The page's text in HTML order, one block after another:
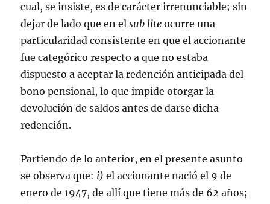
cual, se insiste, es de carácter irrenunciable; sin
dejar de lado que en elsub lite ocurre una
particularidad consistente en que el accionante
fue categórico respecto a que no estaba
dispuesto a aceptar la redención anticipada del
bono pensional, lo que impide otorgar la
devolución de saldos antes de darse dicha
redención.
Partiendo de lo anterior, en el presente asunto
se observa que: i) el accionante nació el 9 de
enero de 1947, de allí que tiene más de 62 años;